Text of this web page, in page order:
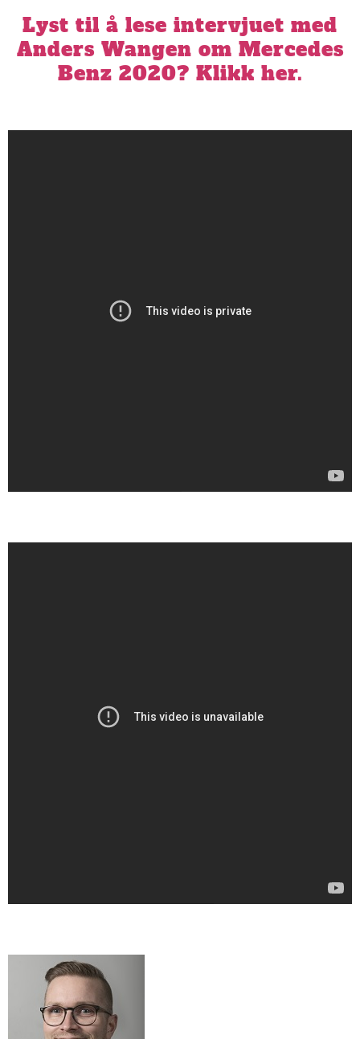
Lyst til å lese intervjuet med
Anders Wangen om Mercedes
Benz 2020? Klikk her.